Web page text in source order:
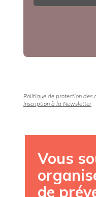
Politique de protection des
Inscription à la Newsletter
Vous
de